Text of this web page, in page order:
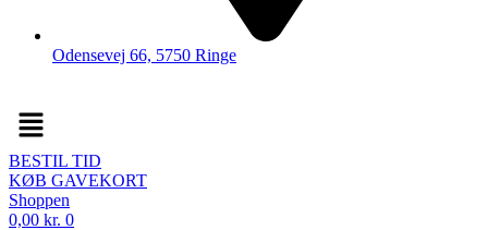
Odensevej 66, 5750 Ringe
Menu
BESTIL TID
KØB GAVEKORT
Shoppen
0,00 kr. 0